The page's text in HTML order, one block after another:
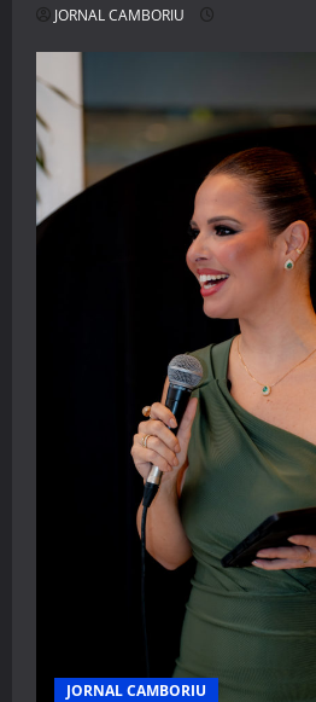
JORNAL CAMBORIU
JORNAL CAMBORIU